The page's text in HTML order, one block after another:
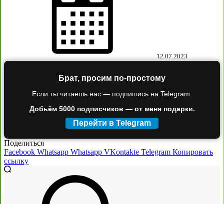
12.07.2023
Брат, просим по-простому
Если ты читаешь нас — подпишись на Telegram.
Добьём 5000 подписчиков — от меня подарки.
Перейти в Telegram
Поделиться
Facebook Whatsapp Whatsapp VKontakte Telegram Копировать
ссылку